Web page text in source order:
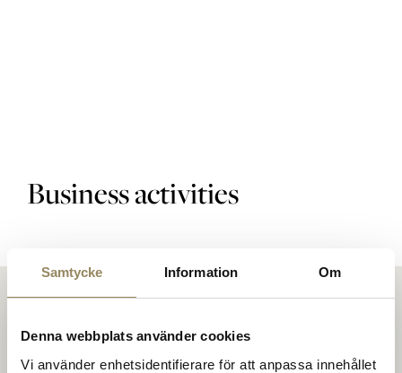
Samtycke Information Om
Denna webbplats använder cookies
Vi använder enhetsidentifierare för att anpassa innehållet
Golfpaket
Restaurang
Hotell
Business activities